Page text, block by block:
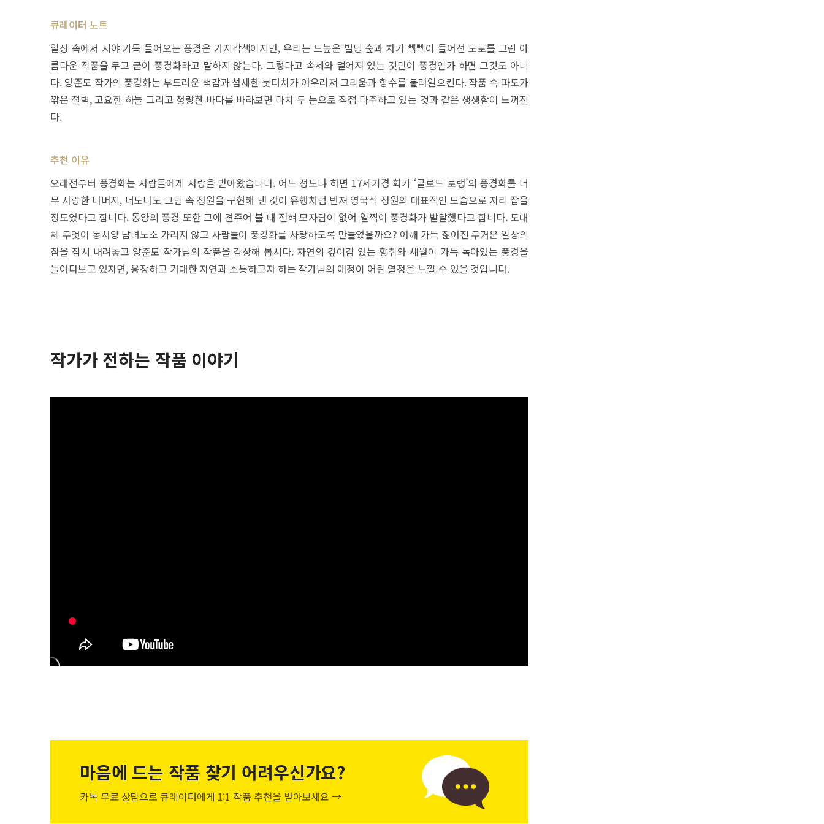
큐레이터 노트
일상 속에서 시야 가득 들어오는 풍경은 가지각색이지만, 우리는 드높은 빌딩 숲과 차가 빽빽이 들어선 도로를 그린 아
름다운 작품을 두고 굳이 풍경화라고 말하지 않는다. 그렇다고 속세와 멀어져 있는 것만이 풍경인가 하면 그것도 아니
다. 양준모 작가의 풍경화는 부드러운 색감과 섬세한 붓터치가 어우러져 그리움과 향수를 불러일으킨다. 작품 속 파도가
깎은 절벽, 고요한 하늘 그리고 청량한 바다를 바라보면 마치 두 눈으로 직접 마주하고 있는 것과 같은 생생함이 느껴진
다.
추천 이유
오래전부터 풍경화는 사람들에게 사랑을 받아왔습니다. 어느 정도냐 하면 17세기경 화가 ‘클로드 로랭’의 풍경화를 너
무 사랑한 나머지, 너도나도 그림 속 정원을 구현해 낸 것이 유행처럼 번져 영국식 정원의 대표적인 모습으로 자리 잡을
정도였다고 합니다. 동양의 풍경 또한 그에 견주어 볼 때 전혀 모자람이 없어 일찍이 풍경화가 발달했다고 합니다. 도대
체 무엇이 동서양 남녀노소 가리지 않고 사람들이 풍경화를 사랑하도록 만들었을까요? 어깨 가득 짊어진 무거운 일상의
짐을 잠시 내려놓고 양준모 작가님의 작품을 감상해 봅시다. 자연의 깊이감 있는 향취와 세월이 가득 녹아있는 풍경을
들여다보고 있자면, 웅장하고 거대한 자연과 소통하고자 하는 작가님의 애정이 어린 열정을 느낄 수 있을 것입니다.
작가가 전하는 작품 이야기
마음에 드는 작품 찾기 어려우신가요?
카톡 무료 상담으로 큐레이터에게 1:1 작품 추천을 받아보세요 →